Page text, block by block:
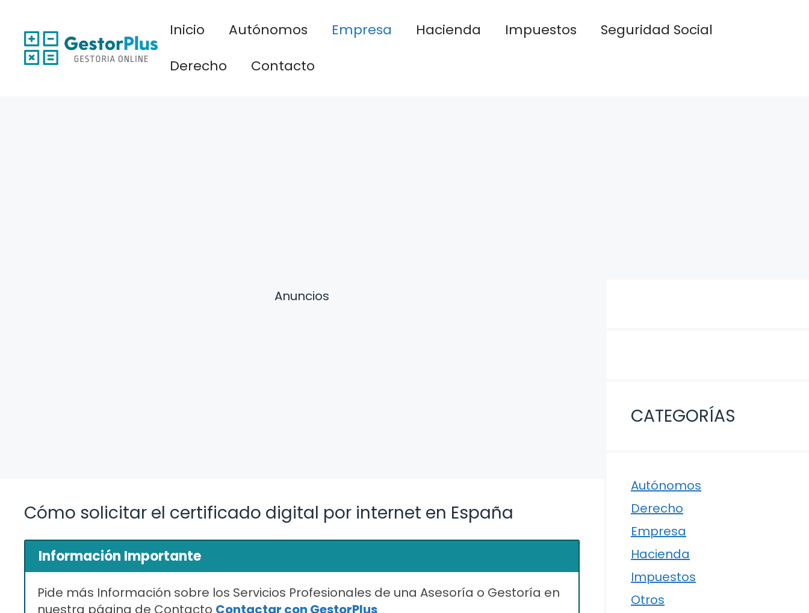
contenido
Inicio Autónomos Empresa Hacienda Impuestos
Seguridad Social
Derecho
Contacto
Anuncios
Cómo solicitar el certificado digital por internet en España
Información Importante
Pide más Información sobre los Servicios Profesionales de una Asesoría o Gestoría en
nuestra página de Contacto Contactar con GestorPlus
CATEGORÍAS
Autónomos
Derecho
Empresa
Hacienda
Impuestos
Otros